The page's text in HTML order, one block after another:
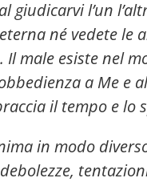
giudicarvi l’un
né vedete le
Il male esiste nel
a Me e
il tempo e lo
in modo